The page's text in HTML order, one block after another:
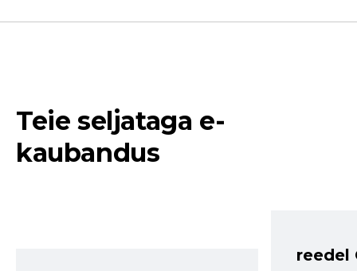
Teie seljataga e-
kaubandus
reedel